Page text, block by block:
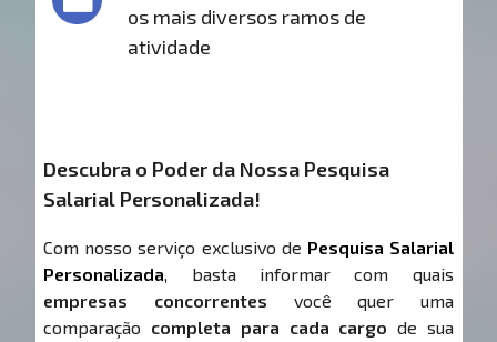
os mais diversos ramos de
atividade
Descubra o Poder da Nossa Pesquisa
Salarial Personalizada!
Com nosso serviço exclusivo de Pesquisa Salarial
Personalizada, basta informar com quais
empresas concorrentes você quer uma
comparação completa para cada cargo de sua